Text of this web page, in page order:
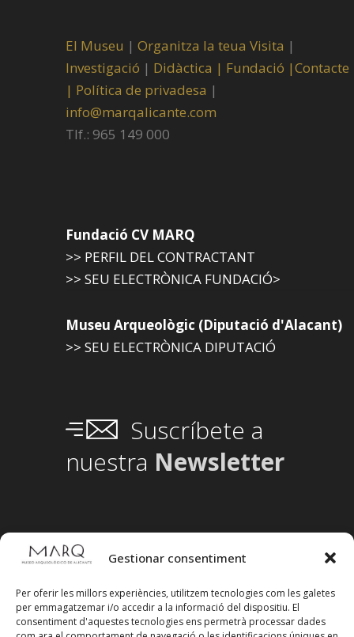
Gestionar consentiment
Per oferir les millors experiències, utilitzem tecnologies com les galetes
per emmagatzemar i/o accedir a la informació del dispositiu. El
consentiment d'aquestes tecnologies ens permetrà processar dades
El Museu | Organitza la teua Visita |
Investigació | Didàctica | Fundació |Contacte
| Política de privadesa |
info@marqalicante.com
Tlf.: 965 149 000
Fundació CV MARQ
>> PERFIL DEL CONTRACTANT
>> SEU ELECTRÒNICA FUNDACIÓ>
Museu Arqueològic (Diputació d'Alacant)
>> SEU ELECTRÒNICA DIPUTACIÓ
Suscríbete a
nuestra Newsletter